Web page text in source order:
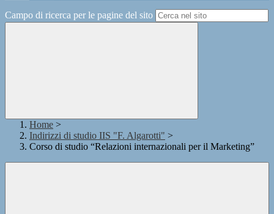
Campo di ricerca per le pagine del sito
Home >
Indirizzi di studio IIS "F. Algarotti" >
Corso di studio “Relazioni internazionali per il Marketing”